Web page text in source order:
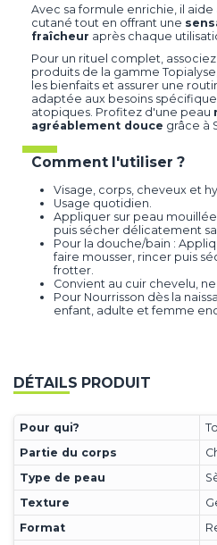
Avec sa formule enrichie, il
cutané tout en offrant une
fraîcheur après chaque
Pour un rituel complet,
produits de la gamme
les bienfaits et assurer une
adaptée aux besoins
atopiques. Profitez d'une peau
agréablement douce grâce à
Comment l'utiliser ?
Visage, corps, cheveux et
Usage quotidien.
Appliquer sur peau
puis sécher délicatement
Pour la douche/bain :
faire mousser, rincer puis
frotter.
Convient au cuir chevelu,
Pour Nourrisson dès la
enfant, adulte et femme
DÉTAILS PRODUIT
Pour qui?
Partie du corps
Type de peau
Texture
Format